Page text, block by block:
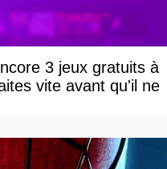
3 jeux gratuits à
vite avant qu'il ne